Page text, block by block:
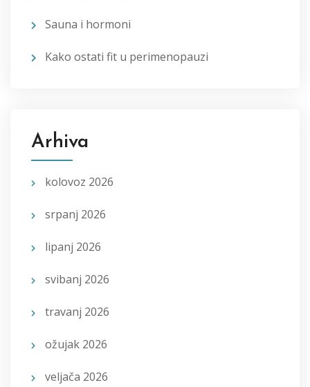
Sauna i hormoni
Kako ostati fit u perimenopauzi
Arhiva
kolovoz 2026
srpanj 2026
lipanj 2026
svibanj 2026
travanj 2026
ožujak 2026
veljača 2026